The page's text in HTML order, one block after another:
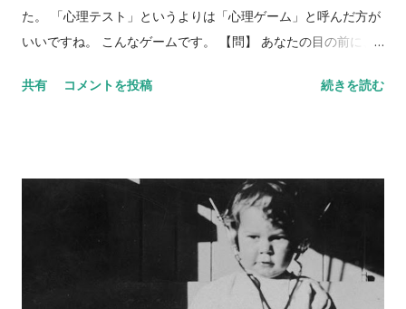
た。 「心理テスト」というよりは「心理ゲーム」と呼んだ方が
いいですね。 こんなゲームです。 【問】 あなたの目の前に、
ナナ、ぶどう、みかん、イチゴ、キウイが入っています。5種類
共有 コメントを投稿 続きを読む